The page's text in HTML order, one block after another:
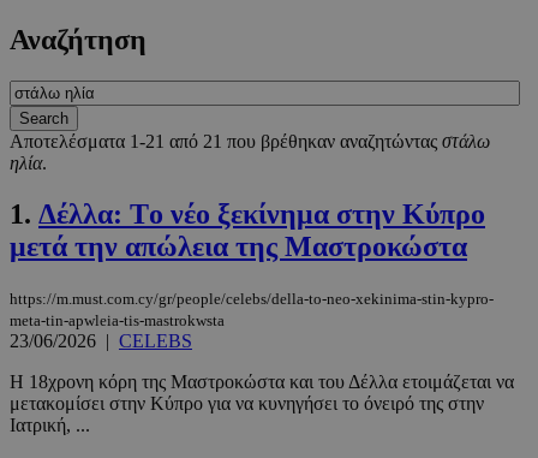
Αναζήτηση
Αποτελέσματα 1-21 από 21 που βρέθηκαν αναζητώντας στάλω
ηλία.
1. Δέλλα: Tο νέο ξεκίνημα στην Κύπρο
μετά την απώλεια της Μαστροκώστα
https://m.must.com.cy/gr/people/celebs/della-to-neo-xekinima-stin-kypro-
meta-tin-apwleia-tis-mastrokwsta
23/06/2026 | CELEBS
Η 18χρονη κόρη της Μαστροκώστα και του Δέλλα ετοιμάζεται να
μετακομίσει στην Κύπρο για να κυνηγήσει το όνειρό της στην
Ιατρική, ...